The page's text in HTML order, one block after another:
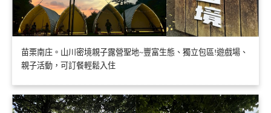
苗栗南庄。山川密境親子露營聖地~豐富生態、獨立包區!遊戲場、
親子活動，可訂餐輕鬆入住